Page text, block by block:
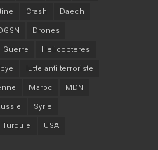
Crash Daech
Drones
Guerre Helicopteres
lutte anti terroriste
Maroc MDN
Syrie
Turquie USA